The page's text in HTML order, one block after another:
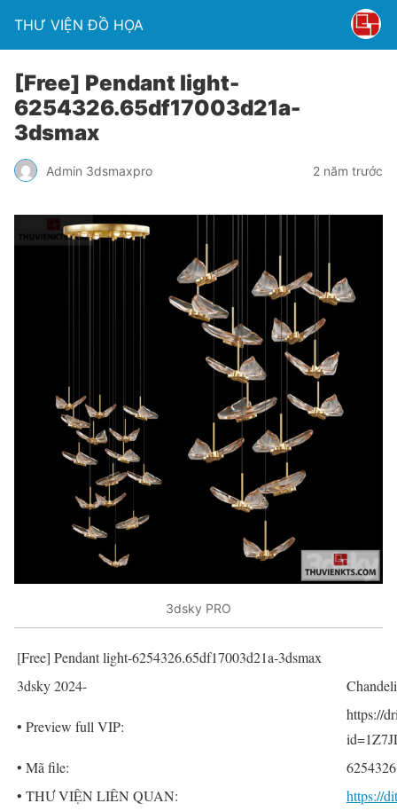
THƯ VIỆN ĐỒ HỌA
[Free] Pendant light-
6254326.65df17003d21a-
3dsmax
Admin 3dsmaxpro 2 năm trước
3dsky PRO
[Free] Pendant light-6254326.65df17003d21a-3dsmax
3dsky 2024-
• Preview full VIP:
https://
• Mã file:
• THƯ VIỆN LIÊN QUAN:
https://